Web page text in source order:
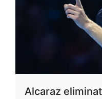
Alcaraz